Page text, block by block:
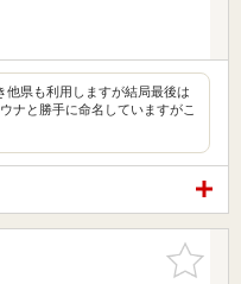
他県も利用しますが結局最後は
ナと勝手に命名していますがこ
お気に入
りに追加